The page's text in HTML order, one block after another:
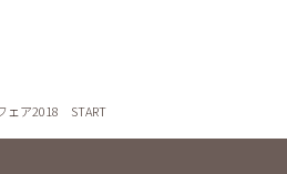
ェア2018 START